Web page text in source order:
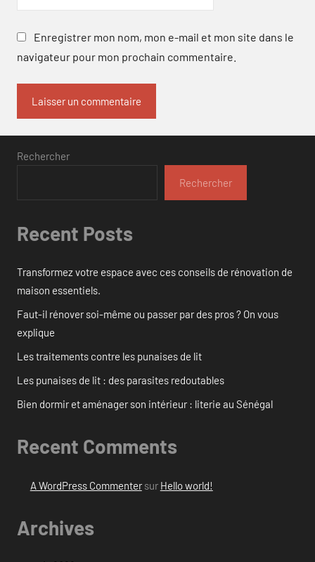
Enregistrer mon nom, mon e-mail et mon site dans le
navigateur pour mon prochain commentaire.
Rechercher
Rechercher
Recent Posts
Transformez votre espace avec ces conseils de rénovation de
maison essentiels.
Faut-il rénover soi-même ou passer par des pros ? On vous
explique
Les traitements contre les punaises de lit
Les punaises de lit : des parasites redoutables
Bien dormir et aménager son intérieur : literie au Sénégal
Recent Comments
A WordPress Commentersur Hello world!
Archives